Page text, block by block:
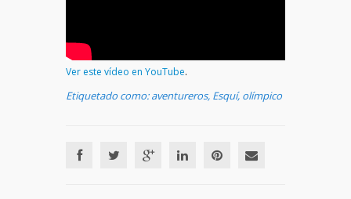
Ver este vídeo en YouTube.
Etiquetado como: aventureros, Esquí, olímpico